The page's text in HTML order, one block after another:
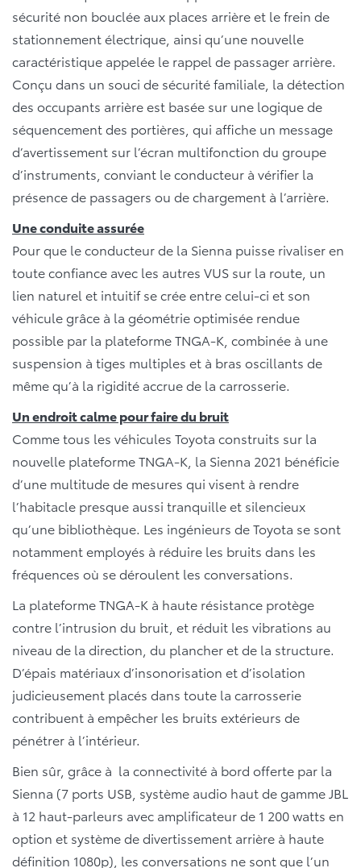
sécurité non bouclée aux places arrière et le frein de
stationnement électrique, ainsi qu’une nouvelle
caractéristique appelée le rappel de passager arrière.
Conçu dans un souci de sécurité familiale, la détection
des occupants arrière est basée sur une logique de
séquencement des portières, qui affiche un message
d’avertissement sur l’écran multifonction du groupe
d’instruments, conviant le conducteur à vérifier la
présence de passagers ou de chargement à l’arrière.
Une conduite assurée
Pour que le conducteur de la Sienna puisse rivaliser en
toute confiance avec les autres VUS sur la route, un
lien naturel et intuitif se crée entre celui-ci et son
véhicule grâce à la géométrie optimisée rendue
possible par la plateforme TNGA-K, combinée à une
suspension à tiges multiples et à bras oscillants de
même qu’à la rigidité accrue de la carrosserie.
Un endroit calme pour faire du bruit
Comme tous les véhicules Toyota construits sur la
nouvelle plateforme TNGA-K, la Sienna 2021 bénéficie
d’une multitude de mesures qui visent à rendre
l’habitacle presque aussi tranquille et silencieux
qu’une bibliothèque. Les ingénieurs de Toyota se sont
notamment employés à réduire les bruits dans les
fréquences où se déroulent les conversations.
La plateforme TNGA-K à haute résistance protège
contre l’intrusion du bruit, et réduit les vibrations au
niveau de la direction, du plancher et de la structure.
D’épais matériaux d’insonorisation et d’isolation
judicieusement placés dans toute la carrosserie
contribuent à empêcher les bruits extérieurs de
pénétrer à l’intérieur.
Bien sûr, grâce à la connectivité à bord offerte par la
Sienna (7 ports USB, système audio haut de gamme JBL
à 12 haut-parleurs avec amplificateur de 1 200 watts en
option et système de divertissement arrière à haute
définition 1080p), les conversations ne sont que l’un